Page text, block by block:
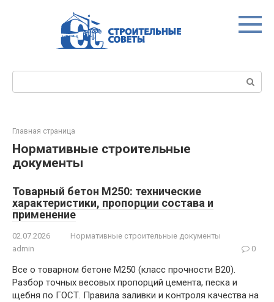
Главная страница
Нормативные строительные
документы
Товарный бетон М250: технические
характеристики, пропорции состава и
применение
02.07.2026
Нормативные строительные документы
admin
0
Все о товарном бетоне М250 (класс прочности В20).
Разбор точных весовых пропорций цемента, песка и
щебня по ГОСТ. Правила заливки и контроля качества на